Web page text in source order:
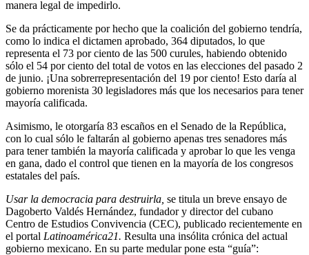
manera legal de impedirlo.
Se da prácticamente por hecho que la coalición del gobierno tendría,
como lo indica el dictamen aprobado, 364 diputados, lo que
representa el 73 por ciento de las 500 curules, habiendo obtenido
sólo el 54 por ciento del total de votos en las elecciones del pasado 2
de junio. ¡Una sobrerrepresentación del 19 por ciento! Esto daría al
gobierno morenista 30 legisladores más que los necesarios para tener
mayoría calificada.
Asimismo, le otorgaría 83 escaños en el Senado de la República,
con lo cual sólo le faltarán al gobierno apenas tres senadores más
para tener también la mayoría calificada y aprobar lo que les venga
en gana, dado el control que tienen en la mayoría de los congresos
estatales del país.
Usar la democracia para destruirla, se titula un breve ensayo de
Dagoberto Valdés Hernández, fundador y director del cubano
Centro de Estudios Convivencia (CEC), publicado recientemente en
el portal Latinoamérica21. Resulta una insólita crónica del actual
gobierno mexicano. En su parte medular pone esta “guía”: